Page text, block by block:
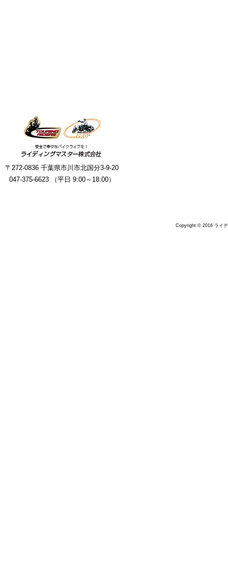
〒272-0836 千葉県市川市北国分3-9-20
047-375-6623 （平日 9:00～18:00）
Copyright © 2016 ライ